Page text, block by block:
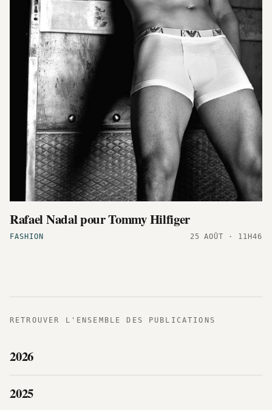
FASHION
Rafael Nadal pour Tommy Hilfiger
25 AOÛT · 11H46
RETROUVER L'ENSEMBLE DES PUBLICATIONS
2026
2025